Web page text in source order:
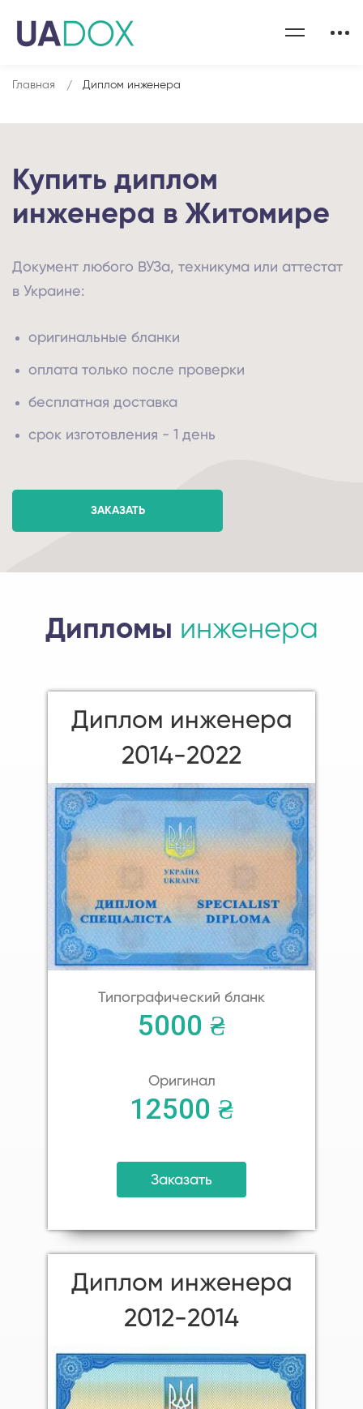
Главная Диплом инженера
Купить диплом
инженера в Житомире
Документ любого ВУЗа, техникума или аттестат
в Украине:
оригинальные бланки
оплата только после проверки
бесплатная доставка
срок изготовления - 1 день
ЗАКАЗАТЬ
Дипломы инженера
Диплом инженера
2014-2022
Типографический бланк
5000 ₴
Оригинал
12500 ₴
Заказать
Диплом инженера
2012-2014